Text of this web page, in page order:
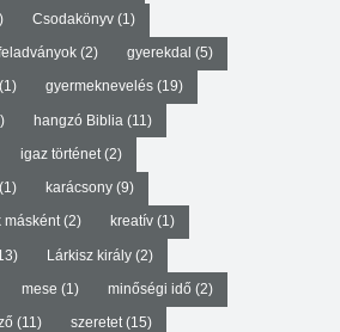
Csodakönyv(1)
(2) gyerekdal (5)
(1) gyermeknevelés(19)
hangzó Biblia (11)
igaz történet(2)
karácsony(9)
másként(2) kreatív(1)
Lárkisz király(2)
mese (1) minőségi idő (2)
(11) szeretet(15)